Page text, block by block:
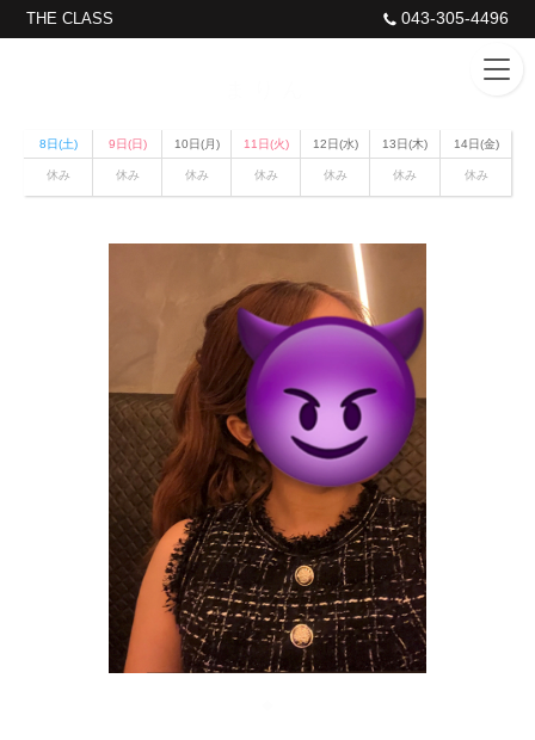
THE CLASS 043-305-4496
8日(土) 9日(日) 10日(月) 11日(火) 12日(水) 13日(木) 14日(金)
休み 休み 休み 休み 休み 休み 休み